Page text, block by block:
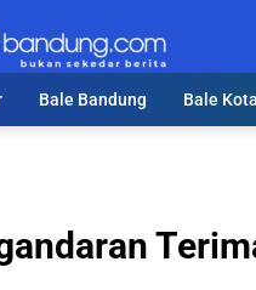
Bale Bandung Bale